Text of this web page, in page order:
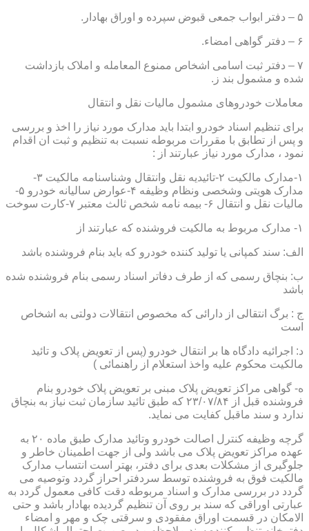
۵ – دفتر ابواب جمعی قبوض سپرده و اوراق بهادار.
۶ – دفتر گواهی امضاء.
۷ – دفتر ثبت اسامی اشخاص ممنوع المعامله و املاک بازداشت
شده و مشمول بند ز.
معاملات خودروهای مشمول مالیات نقل و انتقال
برای تنظیم اسناد خودرو ابتدا باید مدارک مورد نیاز را اخذ و بررسی
و پس از تطابق با مقررات مربوطه نسبت به تنظیم و ثبت ان اقدام
نمود ، مدارک مورد نیاز عبارتند از :
۱-مدارک مالکیت ۲-تائیدیه نقل وانتقال وشناسنامه مالکیت ۳-
مدارک هویتی وشخصی ونظام وظیفه ۴-عوارض سالیانه خودرو ۵-
مالیات نقل و انتقال ۶- بیمه نامه شخص ثالث معتبر ۷-کارت سوخت
۱- مدارک مربوط به مالکیت فروشنده که عبارتند از
الف: سند کمپانی یا تولید کننده خودرو که باید بنام فروشنده باشد
ب: بنچاق رسمی که از طرف دفاتر اسناد رسمی بنام فروشنده شده
باشد
ج : برگ انتقالی از دارائی که مخصوص انتقالات دولتی به اشخاص
است
د: اجرائیه دادگاه ها بر انتقال خودرو (پس از تعویض پلاک و تائید
مالکیت محکوم علیه واخذ استعلام از راهنمائی )
ه- گواهی مراکز تعویض پلاک مبنی بر تعویض پلاک خودرو بنام
فروشنده قبل از ۲۳/۰۷/۸۴ که طبق تائید سازمان ثبت نیاز به بنچاق
ندارد و سند ماقبل کفایت می نماید.
گرچه وظیفه کنترل اصالت خودرو وتائید مدارک طبق ماده ۲۰ به
عهده مراکز تعویض پلاک می باشد ولی از جهت اطمینان خاطر و
جلوگیری از مشکلات بعدی برای دفتر، بهتر است انتساب مدارک
مالکیت فوق به فروشنده توسط سردفتر احراز گردد وتوصیه می
گردد در بررسی مدارک و اسناد مربوطه دقت کافی معمول گردد به
عبارتی اوراقی که سند بر روی آن تنظیم گردیده بهادار باشد و حتی
الامکان در قسمت اوراق مفقودی و سرقتی چک و مهر و امضاء